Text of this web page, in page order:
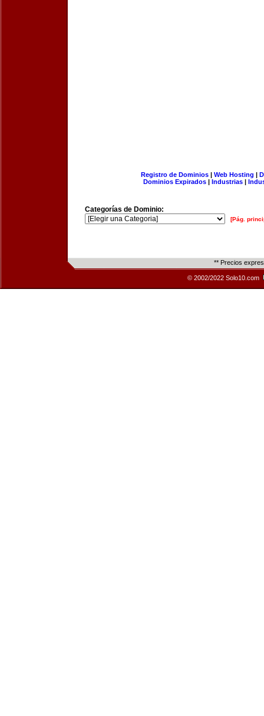
Registro de Dominios| Web Hosting |
Dominios Expirados | Industrias |
Categorías de Dominio:
[Pág.
** Precios
© 2002/2022 Solo10.com